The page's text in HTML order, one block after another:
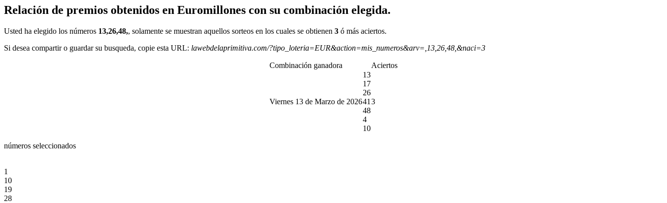
Relación de premios obtenidos en Euromillones con su combinación elegida.
Usted ha elegido los números 13,26,48,, solamente se muestran aquellos sorteos en los cuales se obtienen 3 ó más aciertos.
Si desea compartir o guardar su busqueda, copie esta URL: lawebdelaprimitiva.com/?tipo_loteria=EUR&action=mis_numeros&arv=,13,26,48,&naci=3
Combinación ganadora Aciertos
Viernes 13 de Marzo de 2026
13
17
26
41
48
4
10
3
números seleccionados
1
10
19
28